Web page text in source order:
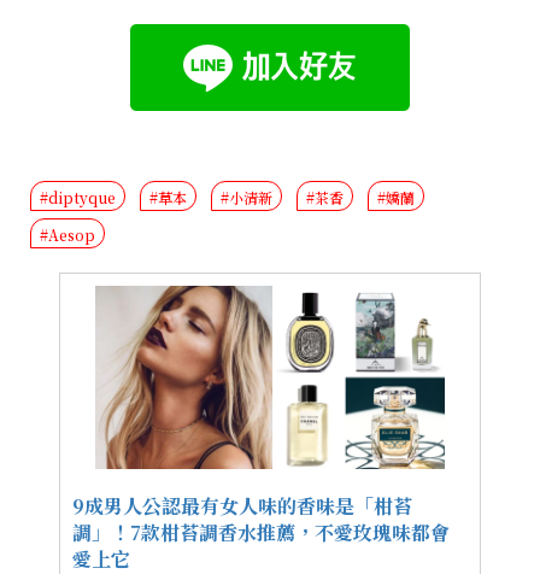
#diptyque #草本 #小清新 #茶香
#嬌蘭
#Aesop
9成男人公認最有女人味的香味是「柑苔
調」！7款柑苔調香水推薦，不愛玫瑰味都會
愛上它